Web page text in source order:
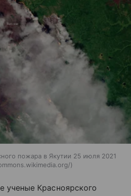
пожара в Якутии 25 июля 2021
ученые Красноярского